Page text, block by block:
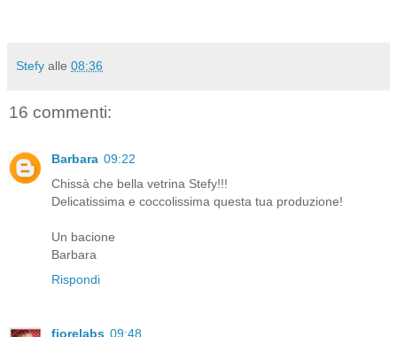
Stefy alle 08:36
16 commenti:
Barbara 09:22
Chissà che bella vetrina Stefy!!!
Delicatissima e coccolissima questa tua produzione!
Un bacione
Barbara
Rispondi
fiorelabs 09:48